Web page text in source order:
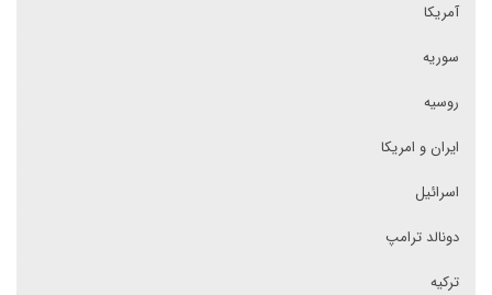
آمریکا
سوریه
روسیه
ایران و امریکا
اسرائیل
دونالد ترامپ
ترکیه